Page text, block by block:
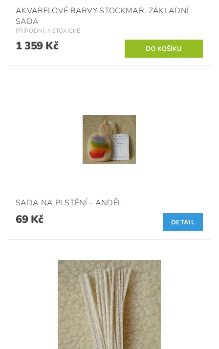
AKVARELOVÉ BARVY STOCKMAR, ZÁKLADNÍ
SADA
PŘÍRODNÍ, NETOXICKÉ
1 359 Kč
SADA NA PLSTĚNÍ - ANDĚL
69 Kč DETAIL